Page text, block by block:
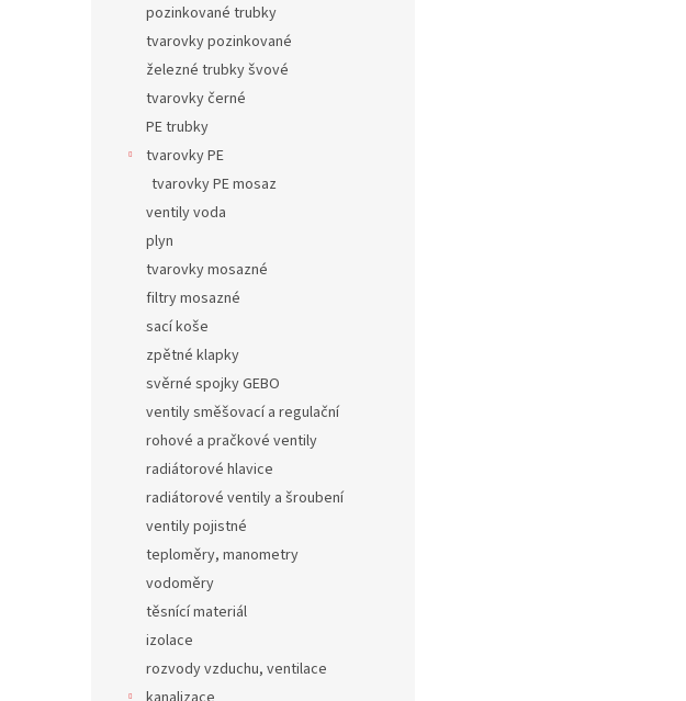
pozinkované trubky
tvarovky pozinkované
železné trubky švové
tvarovky černé
PE trubky
tvarovky PE
tvarovky PE mosaz
ventily voda
plyn
tvarovky mosazné
filtry mosazné
sací koše
zpětné klapky
svěrné spojky GEBO
ventily směšovací a regulační
rohové a pračkové ventily
radiátorové hlavice
radiátorové ventily a šroubení
ventily pojistné
teploměry, manometry
vodoměry
těsnící materiál
izolace
rozvody vzduchu, ventilace